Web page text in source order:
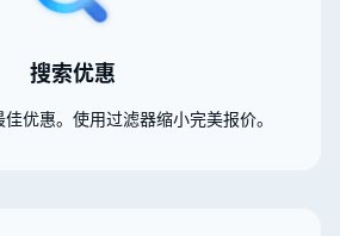
搜索优惠
优惠。使用过滤器缩小完美报价。